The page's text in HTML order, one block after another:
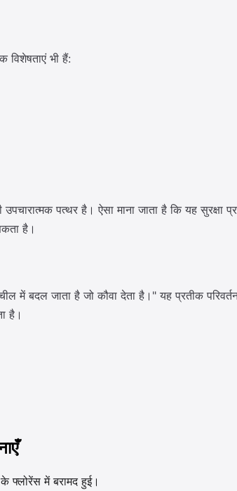
भी हैं:
पत्थर है। ऐसा माना जाता है कि यह
है।
बदल जाता है जो कौवा देता है।" यह प्रतीक
है।
फ्लोरेंस में बरामद हुई।